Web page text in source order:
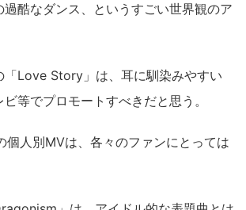
酷なダンス、というすごい世界観のア
「Love Story」は、耳に馴染みやすい
等でプロモートすべきだと思う。
個人別MVは、各々のファンにとっては